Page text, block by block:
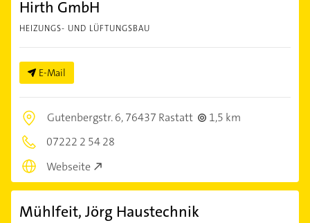
Hirth GmbH
HEIZUNGS- UND LÜFTUNGSBAU
E-Mail
Gutenbergstr. 6,76437 Rastatt
1,5 km
07222 2 54 28
Webseite
Mühlfeit, Jörg Haustechnik